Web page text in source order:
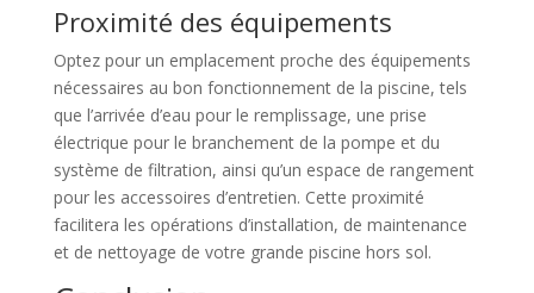
Proximité des équipements
Optez pour un emplacement proche des équipements
nécessaires au bon fonctionnement de la piscine, tels
que l’arrivée d’eau pour le remplissage, une prise
électrique pour le branchement de la pompe et du
système de filtration, ainsi qu’un espace de rangement
pour les accessoires d’entretien. Cette proximité
facilitera les opérations d’installation, de maintenance
et de nettoyage de votre grande piscine hors sol.